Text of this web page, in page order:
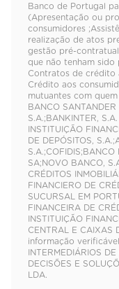
Banco de Portugal
(Apresentação ou
consumidores
realização de atos
gestão pré-
que não tenham
Contratos de crédito
Crédito aos
mutuantes com
BANCO SANTANDER
S.A.;BANKINTER,
INSTITUIÇÃO
DE DEPÓSITOS,
S.A.;COFIDIS;BANCO
SA;NOVO BANCO,
CRÉDITOS
FINANCIERO DE
SUCURSAL EM
FINANCEIRA DE
INSTITUIÇÃO
CENTRAL E CAIXAS
informação
INTERMEDIÁRIOS
DECISÕES E
LDA.